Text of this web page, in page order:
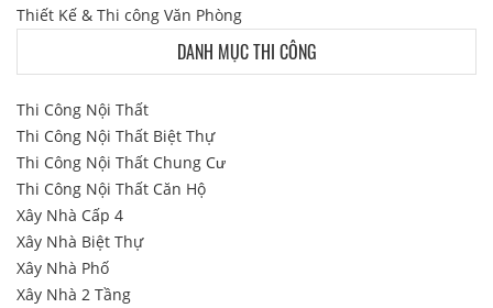
Thiết Kế & Thi công Văn Phòng
DANH MỤC THI CÔNG
Thi Công Nội Thất
Thi Công Nội Thất Biệt Thự
Thi Công Nội Thất Chung Cư
Thi Công Nội Thất Căn Hộ
Xây Nhà Cấp 4
Xây Nhà Biệt Thự
Xây Nhà Phố
Xây Nhà 2 Tầng